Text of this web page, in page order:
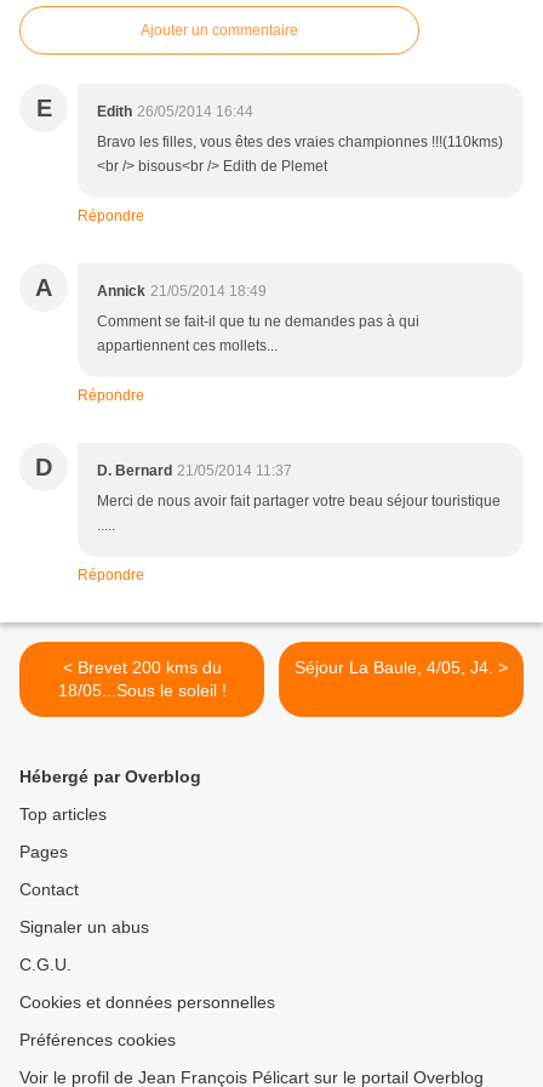
Ajouter un commentaire
E Edith 26/05/2014 16:44
Bravo les filles, vous êtes des vraies championnes !!!(110kms)
<br /> bisous<br /> Edith de Plemet
Répondre
A Annick 21/05/2014 18:49
Comment se fait-il que tu ne demandes pas à qui
appartiennent ces mollets...
Répondre
D D. Bernard 21/05/2014 11:37
Merci de nous avoir fait partager votre beau séjour touristique
.....
Répondre
< Brevet 200 kms du
18/05...Sous le soleil !
Séjour La Baule, 4/05, J4. >
Hébergé par Overblog
Top articles
Pages
Contact
Signaler un abus
C.G.U.
Cookies et données personnelles
Préférences cookies
Voir le profil de Jean François Pélicart sur le portail Overblog